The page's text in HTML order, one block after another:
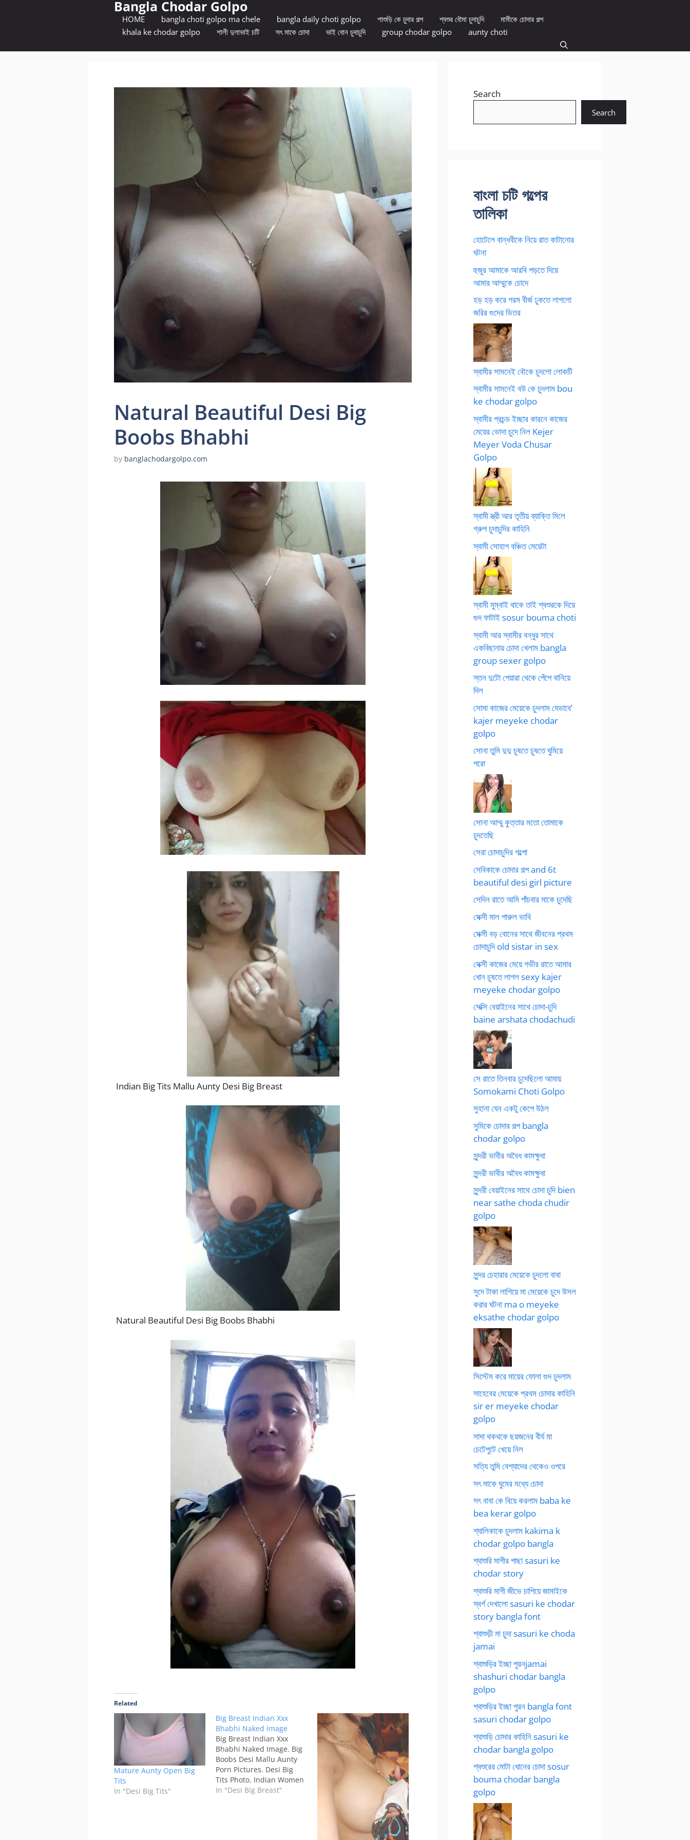
Bangla Chodar Golpo
HOME bangla choti golpo ma chele bangla daily choti golpo শাশুড়ি কে চুদার গল্প শ্বশুর বৌমা চুদাচুদি
মামীকে চোদার গল্প
khala ke chodar golpo
শালী দুলাভাই চটি সৎ মাকে চোদা ভাই বোন চুদাচুদি group chodar golpo aunty choti
Natural Beautiful Desi Big
Boobs Bhabhi
by banglachodargolpo.com
Indian Big Tits Mallu Aunty Desi Big Breast
Natural Beautiful Desi Big Boobs Bhabhi
Related
Mature Aunty Open Big
Tits
In "Desi Big Tits"
Big Breast Indian Xxx
Bhabhi Naked Image
Big Breast Indian Xxx
Bhabhi Naked Image. Big
Boobs Desi Mallu Aunty
Porn Pictures. Desi Big
Tits Photo. Indian Women
Breast Nipple Pics. Desi
In "Desi Big Breast"
Search
Search
বাংলা চটি গল্পের
তালিকা
হোটেলে বান্ধবীকে নিয়ে রাত কাটানোর
ঘটনা
হুজুর আমাকে আরবি পড়তে দিয়ে
আমার আম্মুকে চোদে
হড় হড় করে গরম বীর্জ ঢুকতে লাগলো
জরির গুদের ভিতর
স্বামীর সামনেই বৌকে চুদলো লোকটি
স্বামীর সামনেই বউ কে চুদলাম bou
ke chodar golpo
স্বামীর প্রচন্ড ইচ্ছার কারনে কাজের
মেয়ের ভোদা চুদে নিল Kejer
Meyer Voda Chusar
Golpo
স্বামী স্ত্রী আর তৃতীয় ব্যাক্তি মিলে
গ্রুপ চুদাচুদির কাহিনি
স্বামী সোহাগ বঞ্চিত মেয়েটা
স্বামী মুম্বাই থাকে তাই শ্বশুরকে দিয়ে
গুদ ফাটাই sosur bouma choti
স্বামী আর স্বামীর বন্ধুর সাথে
একবিছানায় চোদা খেলাম bangla
group sexer golpo
স্তন দুটো পেয়ারা থেকে পেঁপে বানিয়ে
দিল
সোমা কাজের মেয়েকে চুদলাম যেভাবে’
kajer meyeke chodar
golpo
সোনা তুমি দুদু চুষতে চুষতে ঘুমিয়ে
পরো
সোনা আম্মু কুত্তার মতো তোমাকে
চুদতেছি
সেরা চোদাচুদির গল্পো
সেবিকাকে চোদার গল্প and 6t
beautiful desi girl picture
সেদিন রাতে আমি পাঁচবার মাকে চুদেছি
সেক্সী মাল পারুল ভাবি
সেক্সী বড় বোনের সাথে জীবনের প্রথম
চোদাচুদি old sistar in sex
সেক্সী কাজের মেয়ে গভীর রাতে আমার
ধোন চুষতে লাগল sexy kajer
meyeke chodar golpo
সেক্সি বেয়াইনের সাথে চোদা-চুদি
baine arshata chodachudi
সে রাতে তিনবার চুদেছিলো আমায়
Somokami Choti Golpo
সুহানা যেন একটু কেপে উঠল
সুমিকে চোদার গল্প bangla
chodar golpo
সুন্দরী ভাবীর অবৈধ কামক্ষুধা
সুন্দরী ভাবীর অবৈধ কামক্ষুধা
সুন্দরী বেয়াইনের সাথে চোদা চুদি bien
near sathe choda chudir
golpo
সুন্দর চেহারার মেয়েকে চুদলো বাবা
সুদে টাকা লাগিয়ে মা মেয়েকে চুদে উসল
করার ঘটনা ma o meyeke
eksathe chodar golpo
সিস্টেম করে মায়ের ফোলা গুদ চুদলাম
সাহেবের মেয়েকে প্রথম চোদার কাহিনি
sir er meyeke chodar
golpo
সাদা থকথকে ছয়জনের বীর্য মা
চেটেপুটে খেয়ে নিল
সত্যি তুমি বেশ্যাদের থেকেও ওপরে
সৎ মাকে ঘুমের মধ্যে চোদা
সৎ বাবা কে বিয়ে করলাম baba ke
bea kerar golpo
শ্যালিকাকে চুদলাম kakima k
chodar golpo bangla
শ্বাশুরি মাগীর পাছা sasuri ke
chodar story
শ্বাশুরি মাগী জীভে চাপিয়ে জামাইকে
স্বর্গ দেখালো sasuri ke chodar
story bangla font
শ্বাশুড়ী মা চুদা sasuri ke choda
jamai
শ্বাশুড়ির ইচ্ছা পুরনjamai
shashuri chodar bangla
golpo
শ্বাশুড়ির ইচ্ছা পুরন bangla font
sasuri chodar golpo
শ্বাশুড়ি চোদার কাহিনি sasuri ke
chodar bangla golpo
শ্বশুরের মোটা ধোনের চোদা sosur
bouma chodar bangla
golpo